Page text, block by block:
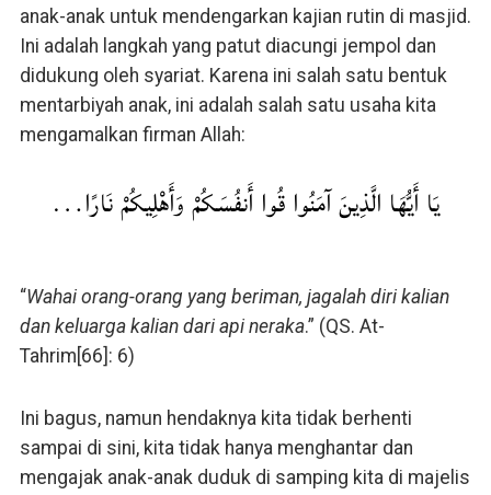
anak-anak untuk mendengarkan kajian rutin di masjid.
Ini adalah langkah yang patut diacungi jempol dan
didukung oleh syariat. Karena ini salah satu bentuk
mentarbiyah anak, ini adalah salah satu usaha kita
mengamalkan firman Allah:
يَا أَيُّهَا الَّذِينَ آمَنُوا قُوا أَنفُسَكُمْ وَأَهْلِيكُمْ نَارًا…
“Wahai orang-orang yang beriman, jagalah diri kalian
dan keluarga kalian dari api neraka.” (QS. At-
Tahrim[66]: 6)
Ini bagus, namun hendaknya kita tidak berhenti
sampai di sini, kita tidak hanya menghantar dan
mengajak anak-anak duduk di samping kita di majelis